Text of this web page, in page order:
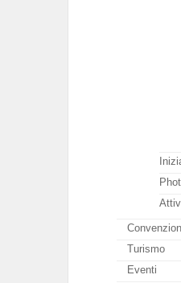
Turismo
Eventi